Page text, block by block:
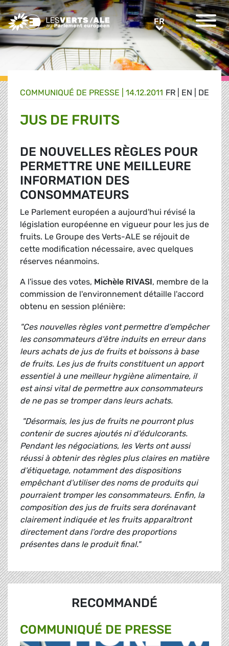
Greens/EFA Home FRFR
FR EN DE
COMMUNIQUÉ DE PRESSE 14.12.2011
JUS DE FRUITS
DE NOUVELLES RÈGLES POUR
PERMETTRE UNE MEILLEURE
INFORMATION DES
CONSOMMATEURS
Le Parlement européen a aujourd'hui révisé la
législation européenne en vigueur pour les jus de
fruits. Le Groupe des Verts-ALE se réjouit de
cette modification nécessaire, avec quelques
réserves néanmoins.
A l'issue des votes, Michèle RIVASI, membre de la
commission de l'environnement détaille l'accord
obtenu en session plénière:
"Ces nouvelles règles vont permettre d'empêcher
les consommateurs d'être induits en erreur dans
leurs achats de jus de fruits et boissons à base
de fruits. Les jus de fruits constituent un apport
essentiel à une meilleur hygiène alimentaire, il
est ainsi vital de permettre aux consommateurs
de ne pas se tromper dans leurs achats.
"Désormais, les jus de fruits ne pourront plus
contenir de sucres ajoutés ni d'édulcorants.
Pendant les négociations, les Verts ont aussi
réussi à obtenir des règles plus claires en matière
d'étiquetage, notamment des dispositions
empêchant d'utiliser des noms de produits qui
pourraient tromper les consommateurs. Enfin, la
composition des jus de fruits sera dorénavant
clairement indiquée et les fruits apparaîtront
directement dans l'ordre des proportions
présentes dans le produit final."
RECOMMANDÉ
COMMUNIQUÉ DE PRESSE